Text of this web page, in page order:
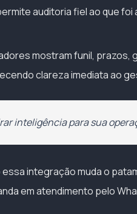
auditoria fiel ao que foi
mostram funil, prazos,
clareza imediata ao
inteligência para sua
integração muda o
em atendimento pelo